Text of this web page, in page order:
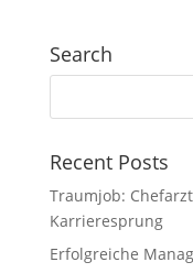
Search
Recent Posts
Traumjob:
Karrieresprung
Erfolgreiche